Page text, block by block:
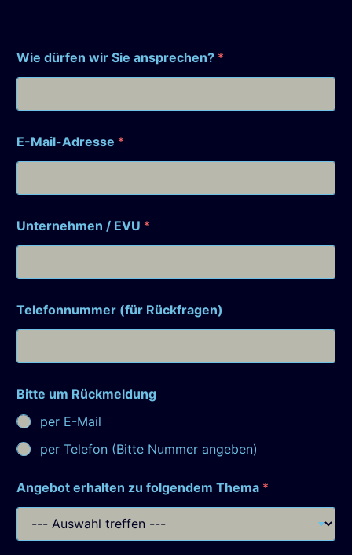
Wie dürfen wir Sie ansprechen? *
E-Mail-Adresse *
Unternehmen / EVU *
Telefonnummer (für Rückfragen)
Bitte um Rückmeldung
per E-Mail
per Telefon (Bitte Nummer angeben)
Angebot erhalten zu folgendem Thema *